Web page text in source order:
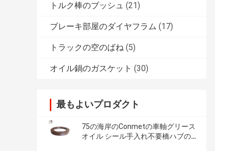
トルク棒のブッシュ (21)
ブレーキ部屋のダイヤフラム (17)
トラックの空のばね (5)
オイル鍋のガスケット (30)
最もよいプロダクト
75の海岸のConmetの車軸グリース
オイル シール手入れ不要橋ハブの